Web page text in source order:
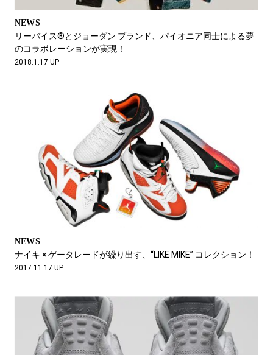
NEWS
リーバイス®とジョーダン ブランド、パイオニア同士による夢
のコラボレーションが実現！
2018.1.17 UP
NEWS
ナイキ × ゲータレードが繰り出す、“LIKE MIKE” コレクション！
2017.11.17 UP